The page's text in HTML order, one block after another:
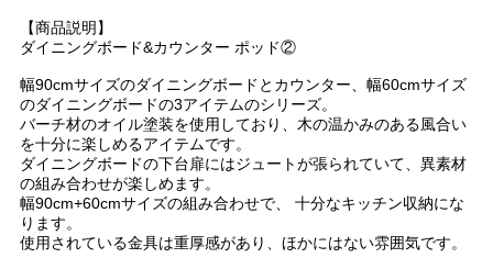
【商品説明】
ダイニングボード&カウンター ポッド②
幅90cmサイズのダイニングボードとカウンター、幅60cmサイズ
のダイニングボードの3アイテムのシリーズ。
バーチ材のオイル塗装を使用しており、木の温かみのある風合い
を十分に楽しめるアイテムです。
ダイニングボードの下台扉にはジュートが張られていて、異素材
の組み合わせが楽しめます。
幅90cm+60cmサイズの組み合わせで、 十分なキッチン収納にな
ります。
使用されている金具は重厚感があり、ほかにはない雰囲気です。